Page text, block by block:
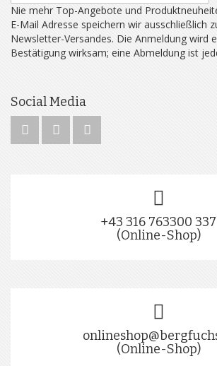
Nie mehr Top-Angebote und
E-Mail Adresse speichern wir ausschließlich
Newsletter-Versandes. Die Anmeldung wird
Bestätigung wirksam; eine Abmeldung ist
Social Media
+43 316 763300 337
(Online-Shop)
(Online-Shop)